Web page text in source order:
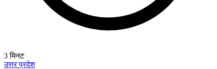
3मिनट
उत्तर प्रदेश